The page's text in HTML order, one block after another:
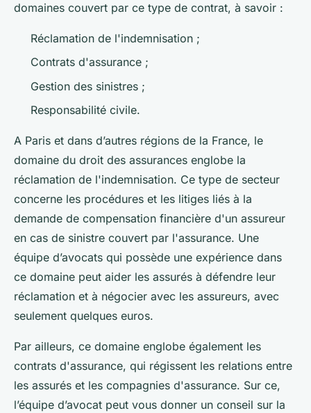
domaines couvert par ce type de contrat, à savoir :
Réclamation de l'indemnisation ;
Contrats d'assurance ;
Gestion des sinistres ;
Responsabilité civile.
A Paris et dans d’autres régions de la France, le
domaine du droit des assurances englobe la
réclamation de l'indemnisation. Ce type de secteur
concerne les procédures et les litiges liés à la
demande de compensation financière d'un assureur
en cas de sinistre couvert par l'assurance. Une
équipe d’avocats qui possède une expérience dans
ce domaine peut aider les assurés à défendre leur
réclamation et à négocier avec les assureurs, avec
seulement quelques euros.
Par ailleurs, ce domaine englobe également les
contrats d'assurance, qui régissent les relations entre
les assurés et les compagnies d'assurance. Sur ce,
l’équipe d’avocat peut vous donner un conseil sur la